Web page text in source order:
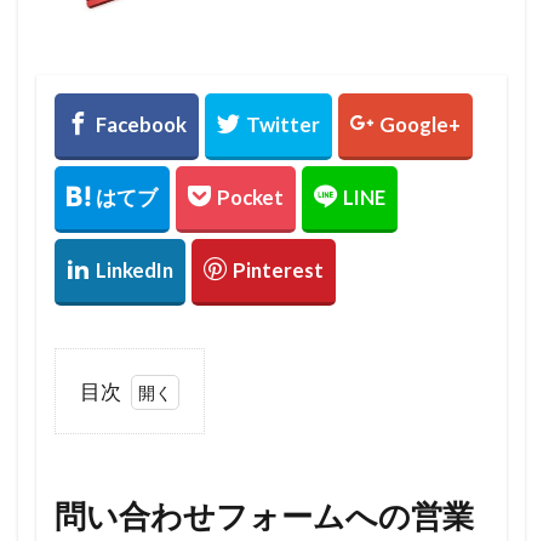
目次
せフ
問い合わせフォームへの営業